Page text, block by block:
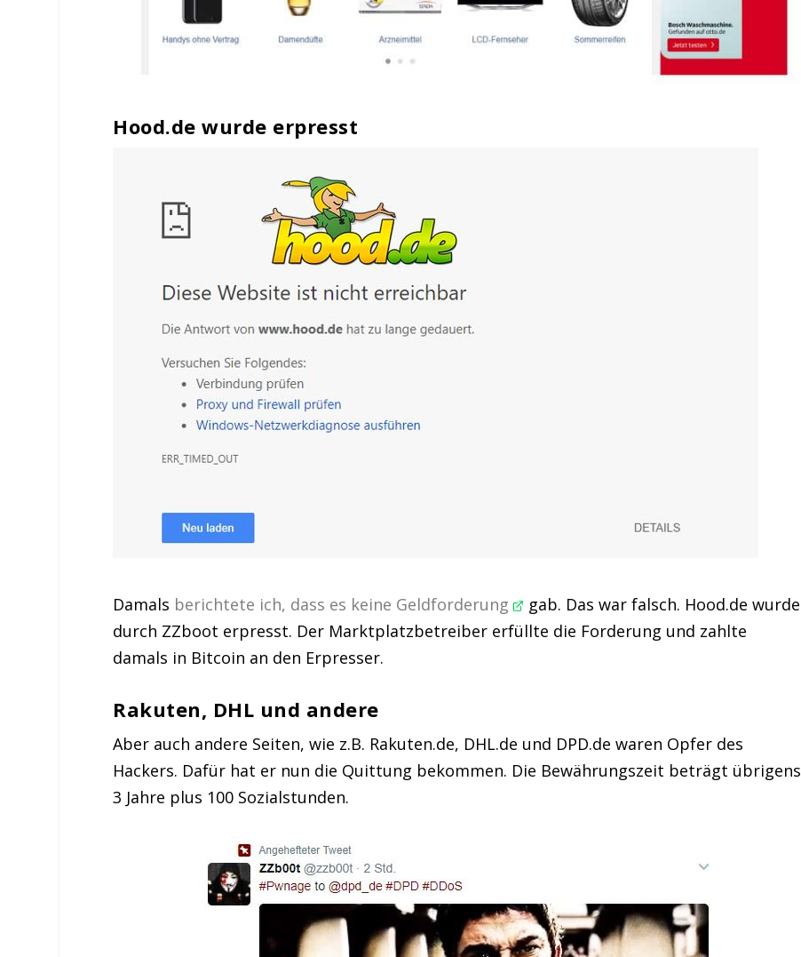
Hood.de wurde erpresst
Damals berichtete ich, dass es keine Geldforderung
gab. Das war falsch. Hood.de wurde
durch ZZboot erpresst. Der Marktplatzbetreiber erfüllte die Forderung und zahlte
damals in Bitcoin an den Erpresser.
Rakuten, DHL und andere
Aber auch andere Seiten, wie z.B. Rakuten.de, DHL.de und DPD.de waren Opfer des
Hackers. Dafür hat er nun die Quittung bekommen. Die Bewährungszeit beträgt übrigens
3 Jahre plus 100 Sozialstunden.